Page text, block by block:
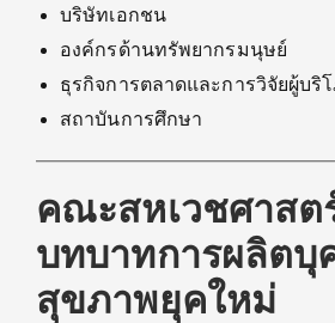
บริษัทเอกชน
องค์กรด้านทรัพยากรมนุษย์
ธุรกิจการตลาดและการวิจัยผู้บริ
สถาบันการศึกษา
คณะสหเวชศาสต
บทบาทการผลิตบุ
สุขภาพยุคใหม่